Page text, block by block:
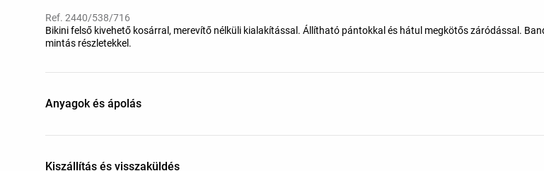
Ref. 2440/538/716
Bikini felső kivehető kosárral, merevítő nélküli kialakítással. Állítható pántokkal és hátul megkötős záródással.
mintás részletekkel.
Anyagok és ápolás
Kiszállítás és visszaküldés